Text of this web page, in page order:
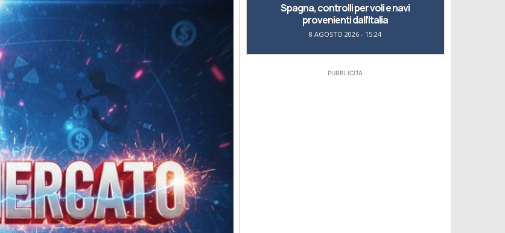
Spagna, controlli per voli e navi
provenienti dall’Italia
8 AGOSTO 2026 - 15:24
PUBBLICITA